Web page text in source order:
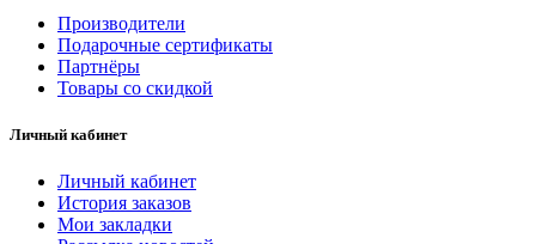
Производители
Подарочные сертификаты
Партнёры
Товары со скидкой
Личный кабинет
Личный кабинет
История заказов
Мои закладки